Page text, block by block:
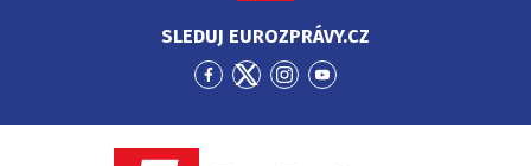
SLEDUJ EUROZPRÁVY.CZ
Přejít
Facebook
Přejít
Twitter
Přejít
Instagram
Přejít
YouTube